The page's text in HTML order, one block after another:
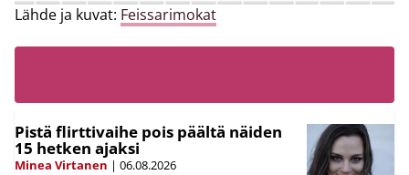
Lähde ja kuvat: Feissarimokat
Pistä flirttivaihe pois päältä näiden
15 hetken ajaksi
Minea Virtanen | 06.08.2026